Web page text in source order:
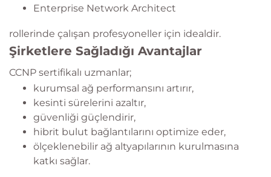
Enterprise Network Architect
rollerinde çalışan profesyoneller için idealdir.
Şirketlere Sağladığı Avantajlar
CCNP sertifikalı uzmanlar;
kurumsal ağ performansını artırır,
kesinti sürelerini azaltır,
güvenliği güçlendirir,
hibrit bulut bağlantılarını optimize eder,
ölçeklenebilir ağ altyapılarının kurulmasına
katkı sağlar.